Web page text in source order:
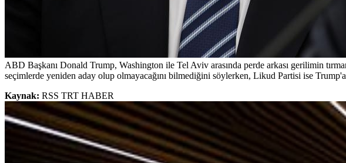
ABD Başkanı Donald Trump, Washington ile Tel Aviv arasında perde arkası gerilimin
seçimlerde yeniden aday olup olmayacağını bilmediğini söylerken, Likud Partisi ise
Kaynak: RSS TRT HABER